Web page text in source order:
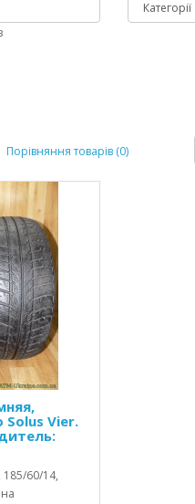
Порівняння товарів (0)
Solus Vier.
60/14,